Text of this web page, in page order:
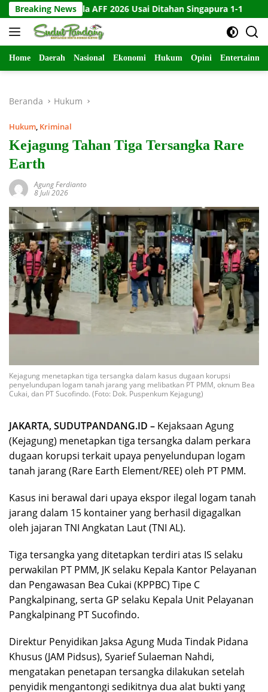
Langsung
ke
konten
Breaking News
Piala AFF 2026 Usai Ditahan Singapura 1-1 10 Kartu
Home Daerah Nasional Ekonomi Hukum Opini
Beranda Hukum
Hukum, Kriminal
Kejagung Tahan Tiga Tersangka Rare
Earth
Agung Ferdianto
8 Juli 2026
Kejagung menetapkan tiga tersangka dalam kasus dugaan korupsi
penyelundupan logam tanah jarang yang melibatkan PT PMM, oknum Bea
Cukai, dan PT Sucofindo. (Foto: Dok. Puspenkum Kejagung)
JAKARTA, SUDUTPANDANG.ID – Kejaksaan Agung
(Kejagung) menetapkan tiga tersangka dalam perkara
dugaan korupsi terkait upaya penyelundupan logam
tanah jarang (Rare Earth Element/REE) oleh PT PMM.
Kasus ini berawal dari upaya ekspor ilegal logam tanah
jarang dalam 15 kontainer yang berhasil digagalkan
oleh jajaran TNI Angkatan Laut (TNI AL).
Tiga tersangka yang ditetapkan terdiri atas IS selaku
perwakilan PT PMM, JK selaku Kepala Kantor Pelayanan
dan Pengawasan Bea Cukai (KPPBC) Tipe C
Pangkalpinang, serta GP selaku Kepala Unit Pelayanan
Pangkalpinang PT Sucofindo.
Direktur Penyidikan Jaksa Agung Muda Tindak Pidana
Khusus (JAM Pidsus), Syarief Sulaeman Nahdi,
mengatakan penetapan tersangka dilakukan setelah
penyidik mengantongi sedikitnya dua alat bukti yang